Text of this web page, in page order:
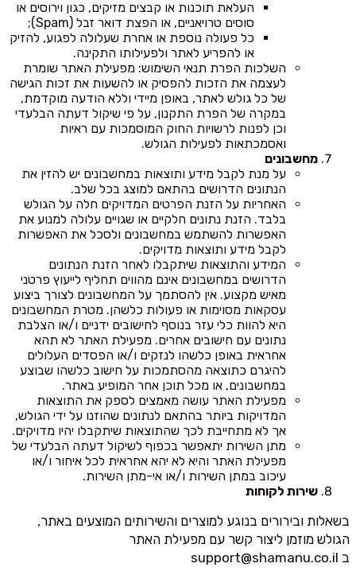
העלאת תוכנות או קבצים מזיקים, כגון וירוסים או
סוסים טרויאניים, או הפצת דואר זבל (Spam);
כל פעולה נוספת או אחרת שעלולה לפגוע, להזיק
או להפריע לאתר ולפעילותו התקינה.
השלכות הפרת תנאי השימוש: מפעילת האתר שומרת
לעצמה את הזכות להפסיק או להשעות את זכות הגישה
של כל גולש לאתר, באופן מיידי וללא הודעה מוקדמת,
במקרה של הפרת התקנון, על פי שיקול דעתה הבלעדי
וכן לפנות לרשויות החוק המוסמכות עם ראיות
ואסמכתאות לפעילות הגולש.
מחשבונים
על מנת לקבל מידע ותוצאות במחשבונים יש להזין את
הנתונים הדרושים בהתאם למוצג בכל שלב.
האחריות על הזנת הפרטים המדויקים חלה על הגולש
בלבד. הזנת נתונים חלקיים או שגויים עלולה למנוע את
האפשרות להשתמש במחשבונים ולסכל את האפשרות
לקבל מידע ותוצאות מדויקים.
המידע והתוצאות שיתקבלו לאחר הזנת הנתונים
הדרושים במחשבונים אינם מהווים תחליף לייעוץ פרטני
מאיש מקצוע. אין להסתמך על המחשבונים לצורך ביצוע
עסקאות מסוימות או פעולות כלשהן. מטרת המחשבונים
היא להוות כלי עזר בנוסף לחישובים ידניים ו/או הצלבת
נתונים עם חישובים אחרים. מפעילת האתר לא תהא
אחראית באופן כלשהו לנזקים ו/או הפסדים העלולים
להיגרם כתוצאה מהסתמכות על חישוב כלשהו שבוצע
במחשבונים, או מכל תוכן אחר המופיע באתר.
מפעילת האתר עושה מאמצים לספק את התוצאות
המדויקות ביותר בהתאם לנתונים שהוזנו על ידי הגולש,
אך לא מתחייבת לכך שהתוצאות שיתקבלו יהיו מדויקים.
מתן השירות יתאפשר בכפוף לשיקול דעתה הבלעדי של
מפעילת האתר והיא לא יהא אחראית לכל איחור ו/או
עיכוב במתן השירות ו/או אי-מתן השירות.
שירות לקוחות
בשאלות ובירורים בנוגע למוצרים והשירותים המוצעים באתר,
הגולש מוזמן ליצור קשר עם מפעילת האתר
ב support@shamanu.co.il